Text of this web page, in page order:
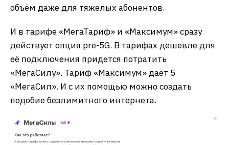
объём даже для тяжелых абонентов.
И в тарифе «МегаТариф» и «Максимум» сразу
действует опция pre-5G. В тарифах дешевле для
её подключения придется потратить
«МегаСилу». Тариф «Максимум» даёт 5
«МегаСил». И с их помощью можно создать
подобие безлимитного интернета.